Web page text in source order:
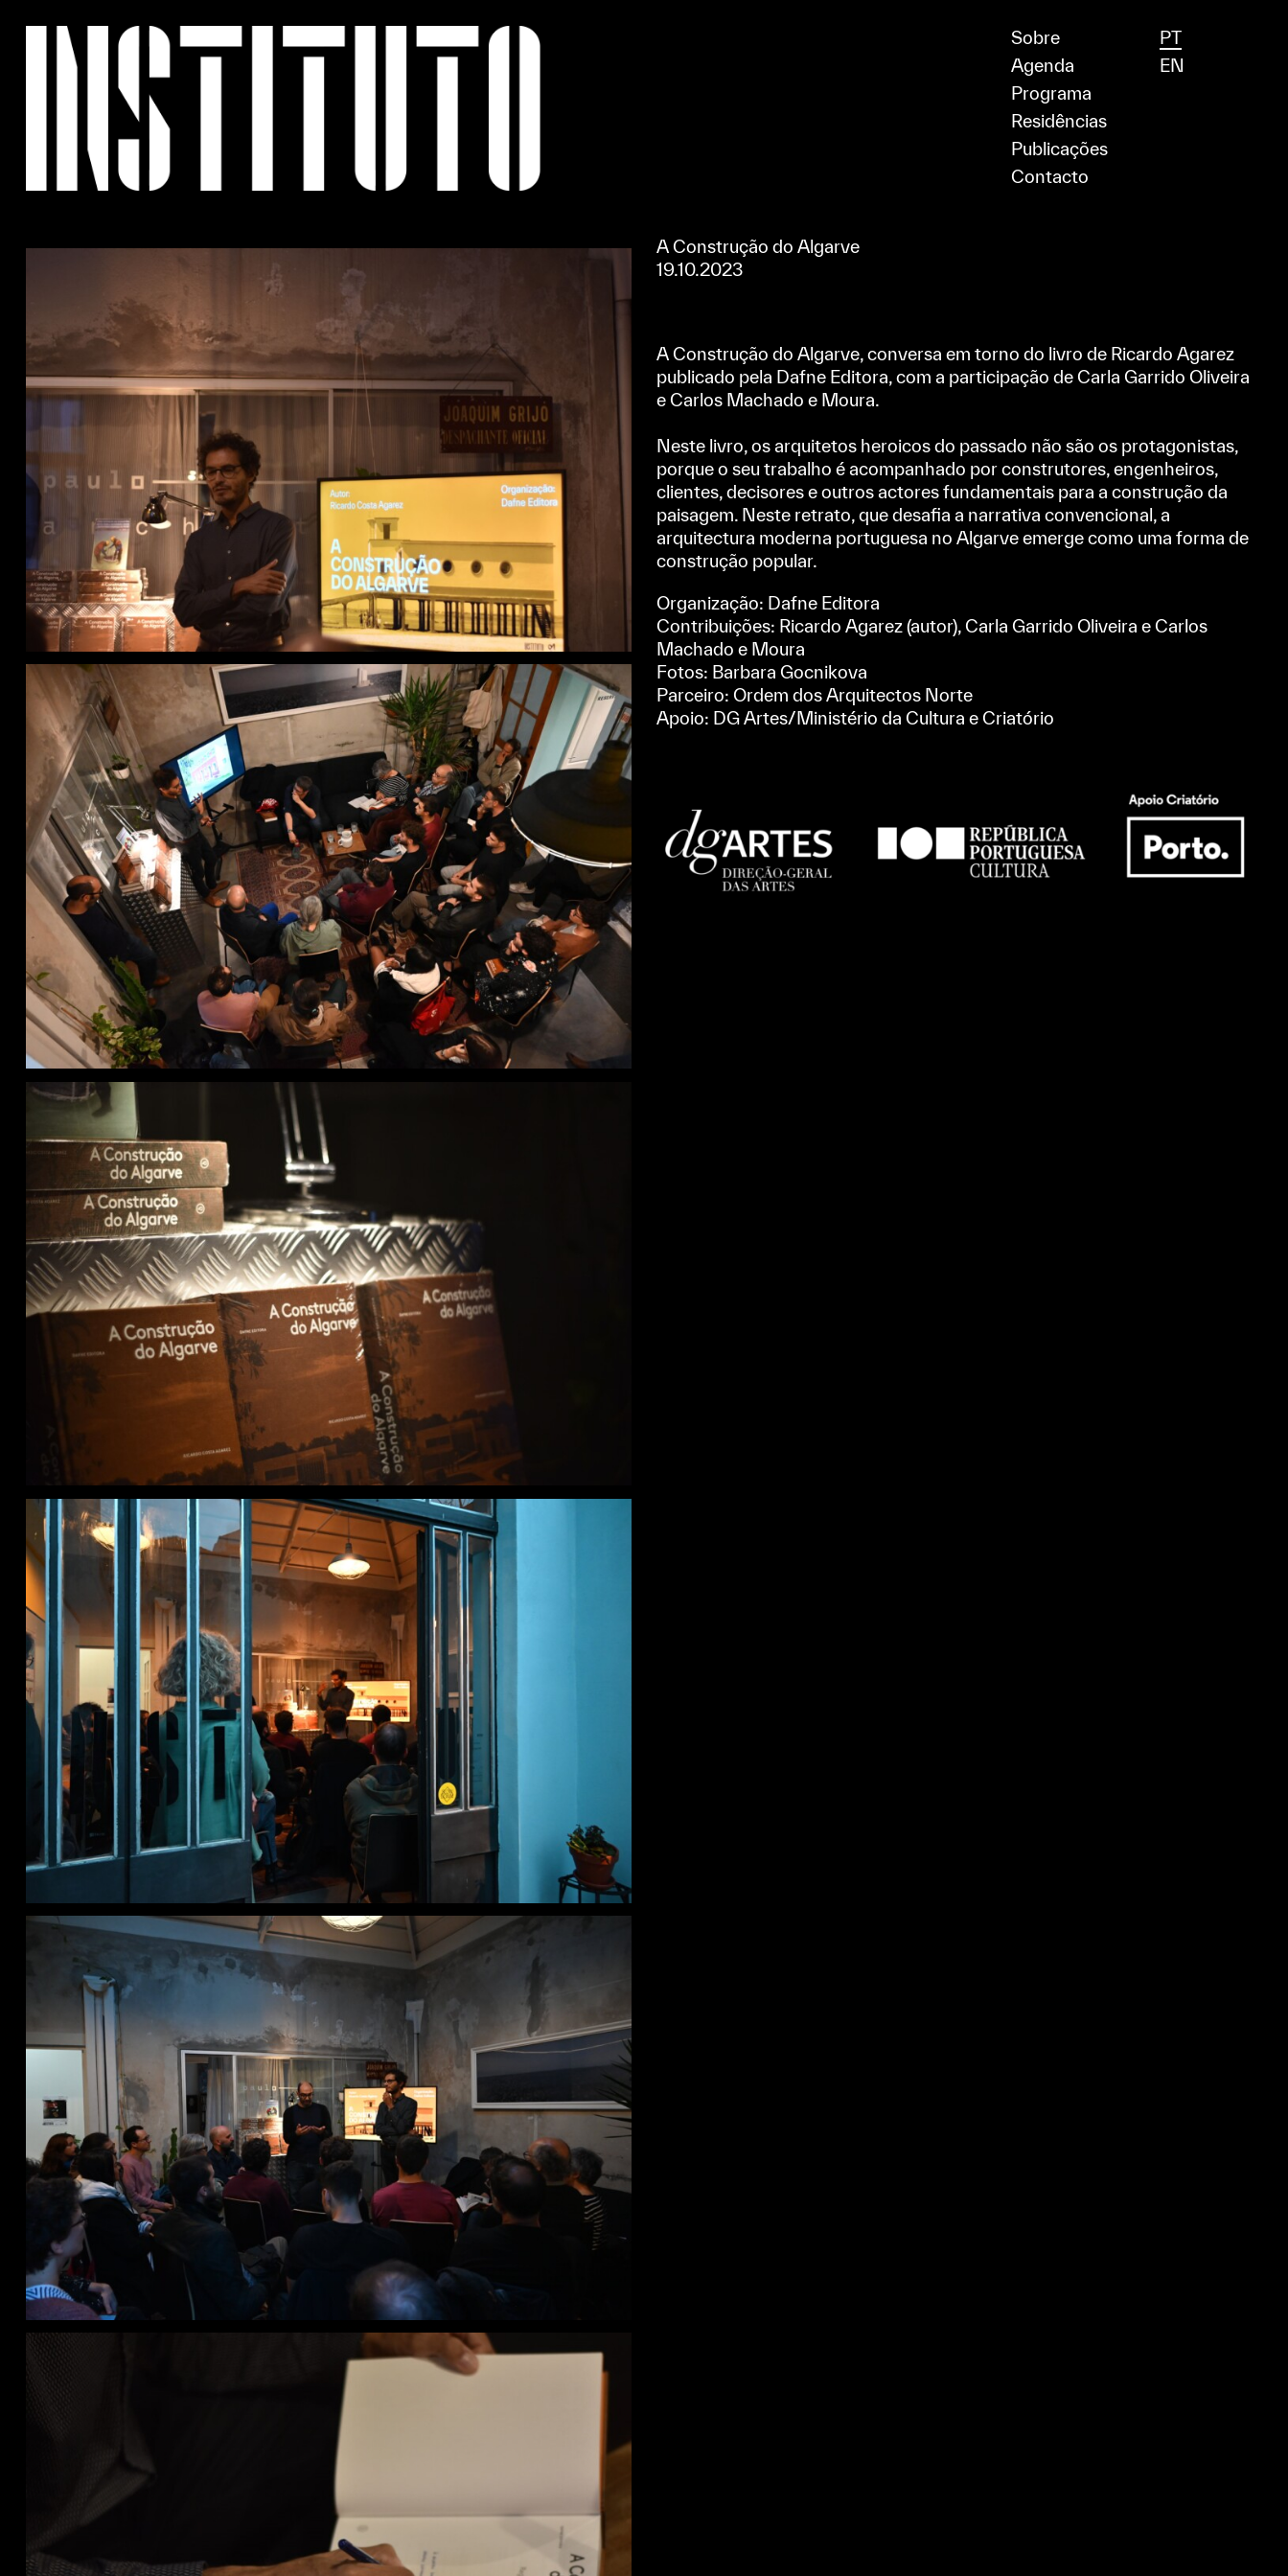
Sobre
Agenda
Programa
Residências
Publicações
Contacto
PT
EN
A Construção do Algarve
19.10.2023
A Construção do Algarve, conversa em torno do livro de Ricardo Agarez
publicado pela Dafne Editora, com a participação de Carla Garrido Oliveira
e Carlos Machado e Moura.
Neste livro, os arquitetos heroicos do passado não são os protagonistas,
porque o seu trabalho é acompanhado por construtores, engenheiros,
clientes, decisores e outros actores fundamentais para a construção da
paisagem. Neste retrato, que desafia a narrativa convencional, a
arquitectura moderna portuguesa no Algarve emerge como uma forma de
construção popular.
Organização: Dafne Editora
Contribuições: Ricardo Agarez (autor), Carla Garrido Oliveira e Carlos
Machado e Moura
Fotos: Barbara Gocnikova
Parceiro: Ordem dos Arquitectos Norte
Apoio: DG Artes/Ministério da Cultura e Criatório